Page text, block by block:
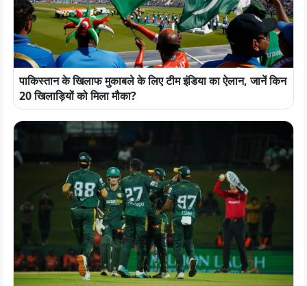
पाकिस्तान के खिलाफ मुकाबले के लिए टीम इंडिया का ऐलान, जानें किन
20 खिलाड़ियों को मिला मौका?